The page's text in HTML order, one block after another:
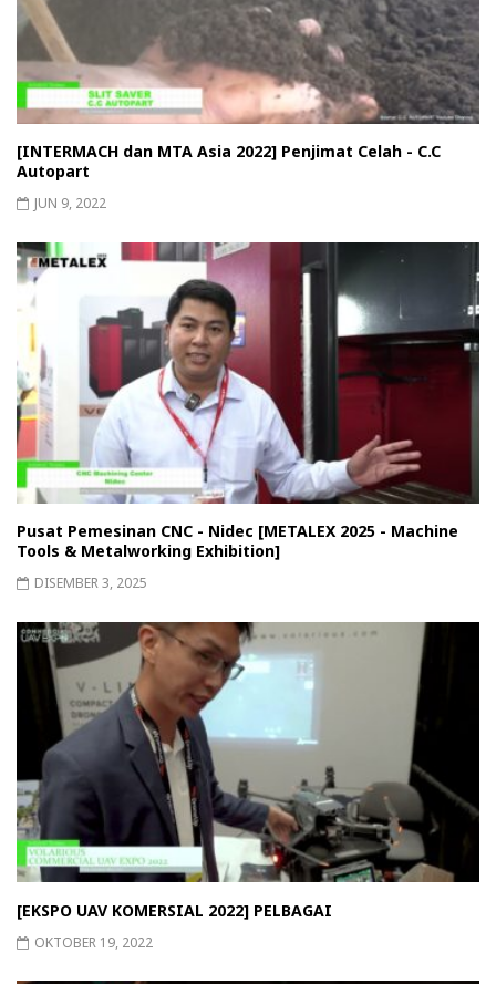
[INTERMACH dan MTA Asia 2022] Penjimat Celah - C.C
Autopart
JUN 9, 2022
Pusat Pemesinan CNC - Nidec [METALEX 2025 - Machine
Tools & Metalworking Exhibition]
DISEMBER 3, 2025
[EKSPO UAV KOMERSIAL 2022] PELBAGAI
OKTOBER 19, 2022